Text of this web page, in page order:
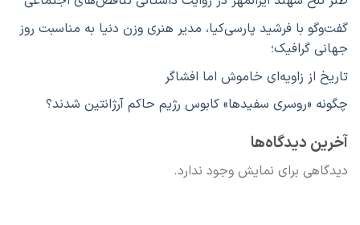
گفت‌وگو با فرشید پارسی‌کیا، مدیر هنری وزن دنیا به مناسبت روز
جهانی گرافیک؛
تاریخ از زاویه‌ای خاموش اما افشاگر
چگونه «روسری سفیدها» کابوس رژیم حاکم آرژانتین شدند؟
آخرین دیدگاه‌ها
دیدگاهی برای نمایش وجود ندارد.